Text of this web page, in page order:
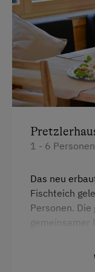
Hausgarten
Hofeigene
Pirschgang
Kinder-
Kinder
1 - 6 Personen
Das neu
Fischteich
Personen. Die
gemeinsamer